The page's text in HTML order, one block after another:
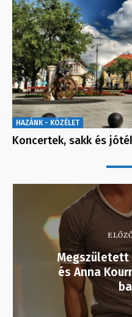
HAZÁNK - KÖZÉLET
Koncertek, sakk és
Megszületett
és Anna